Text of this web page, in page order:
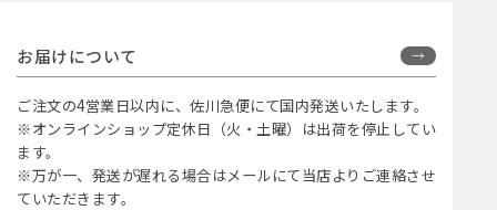
お届けについて
ご注文の4営業日以内に、佐川急便にて国内発送いたします。
※オンラインショップ定休日（火・土曜）は出荷を停止してい
ます。
※万が一、発送が遅れる場合はメールにて当店よりご連絡させ
ていただきます。